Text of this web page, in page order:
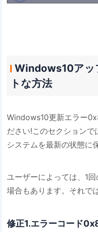
Windows10アッ
トな方法
Windows10更新エラー
ださい!このセクション
システムを最新の状態に
ユーザーによっては、1
場合もあります。それで
修正1.エラーコード